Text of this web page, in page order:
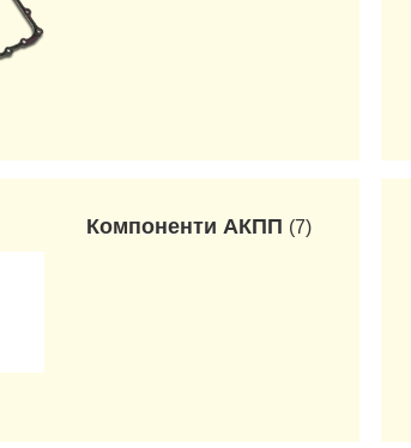
Компоненти АКПП 7